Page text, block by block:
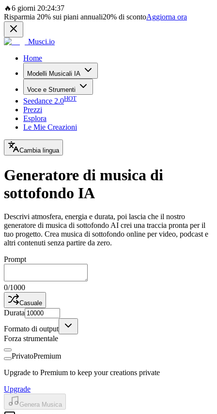
🔥6 giorni 20:24:37
Risparmia 20% sui piani annuali20% di scontoAggiorna ora
Musci.io
Home
Modelli Musicali IA
Voce e Strumenti
Seedance 2.0HOT
Prezzi
Esplora
Le Mie Creazioni
Cambia lingua
Generatore di musica di
sottofondo IA
Descrivi atmosfera, energia e durata, poi lascia che il nostro
generatore di musica di sottofondo AI crei una traccia pronta per il
tuo progetto. Crea musica di sottofondo online per video, podcast e
altri contenuti senza partire da zero.
Prompt
0/1000
Casuale
Durata
Formato di output
Forza strumentale
PrivatoPremium
Upgrade to Premium to keep your creations private
Upgrade
Genera Musica